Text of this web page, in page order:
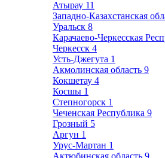
Атырау 11
Западно-Казахстанская
Уральск 8
Карачаево-Черкесская
Черкесск 4
Усть-Джегута 1
Акмолинская область 9
Кокшетау 4
Косшы 1
Степногорск 1
Чеченская Республика 9
Грозный 5
Аргун 1
Урус-Мартан 1
Актюбинская область 9